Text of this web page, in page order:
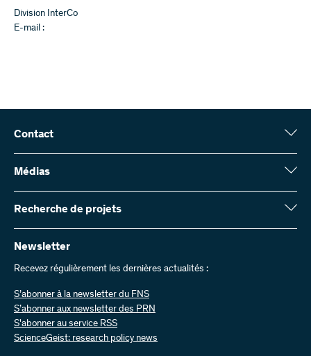
Division InterCo
E-mail :
Contact
Fonds national suisse (FNS)
Wildhainweg 3
Contactez-nous
Envoyer des factures
Travailler chez nous
Offres d’emploi
Médias
Service de presse
Rapport annuel
Recherche de projets
Vous trouverez ici des informations complètes sur les projets de
recherche et les subsides approuvés par le FNS :
Recherche de projets
Newsletter
Recevez régulièrement les dernières actualités :
S’abonner à la newsletter du FNS
S’abonner aux newsletter des PRN
S'abonner au service RSS
ScienceGeist: research policy news